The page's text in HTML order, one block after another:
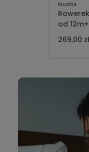
Mushie
od
269,00 zł